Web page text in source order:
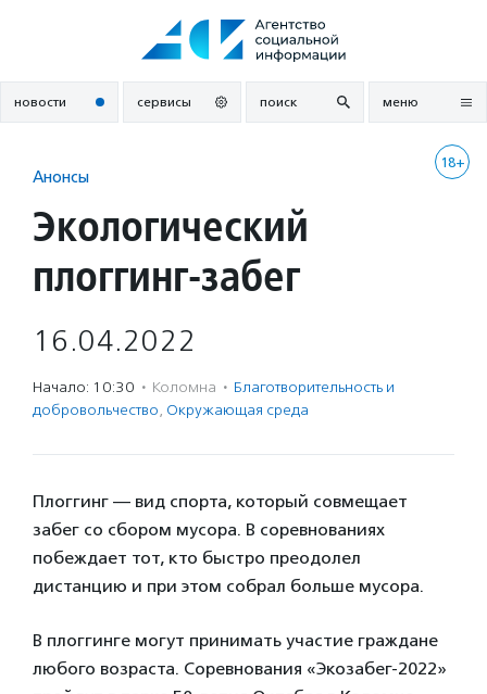
новости сервисы поиск меню
18+
Анонсы
Экологический
плоггинг-забег
16.04.2022
Начало: 10:30 · Коломна · Благотвори­тель­ность и
доброволь­чест­во, Окружающая среда
Плоггинг — вид спорта, который совмещает
забег со сбором мусора. В соревнованиях
побеждает тот, кто быстро преодолел
дистанцию и при этом собрал больше мусора.
В плоггинге могут принимать участие граждане
любого возраста. Соревнования «Экозабег-2022»